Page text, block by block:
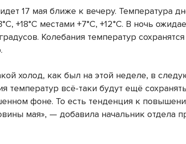
17 мая ближе к вечеру. Температура
+18°С местами +7°С, +12°С. В ночь
Колебания температур
холод, как был на этой неделе, в
температур всё-таки будут ещё
фоне. То есть тенденция к
мая», — добавила начальник отдела